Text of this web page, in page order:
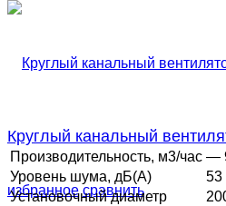
избранное сравнить
Круглый канальный
Производительность, м3/час —
Уровень шума, дБ(А)
Установочный диаметр